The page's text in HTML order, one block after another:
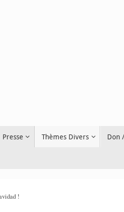
Presse Thèmes Divers Don
!